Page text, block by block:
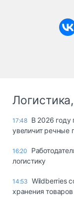
17:48 В 2026
увеличит речные
16:20
логистику
14:53 Wildberries
хранения